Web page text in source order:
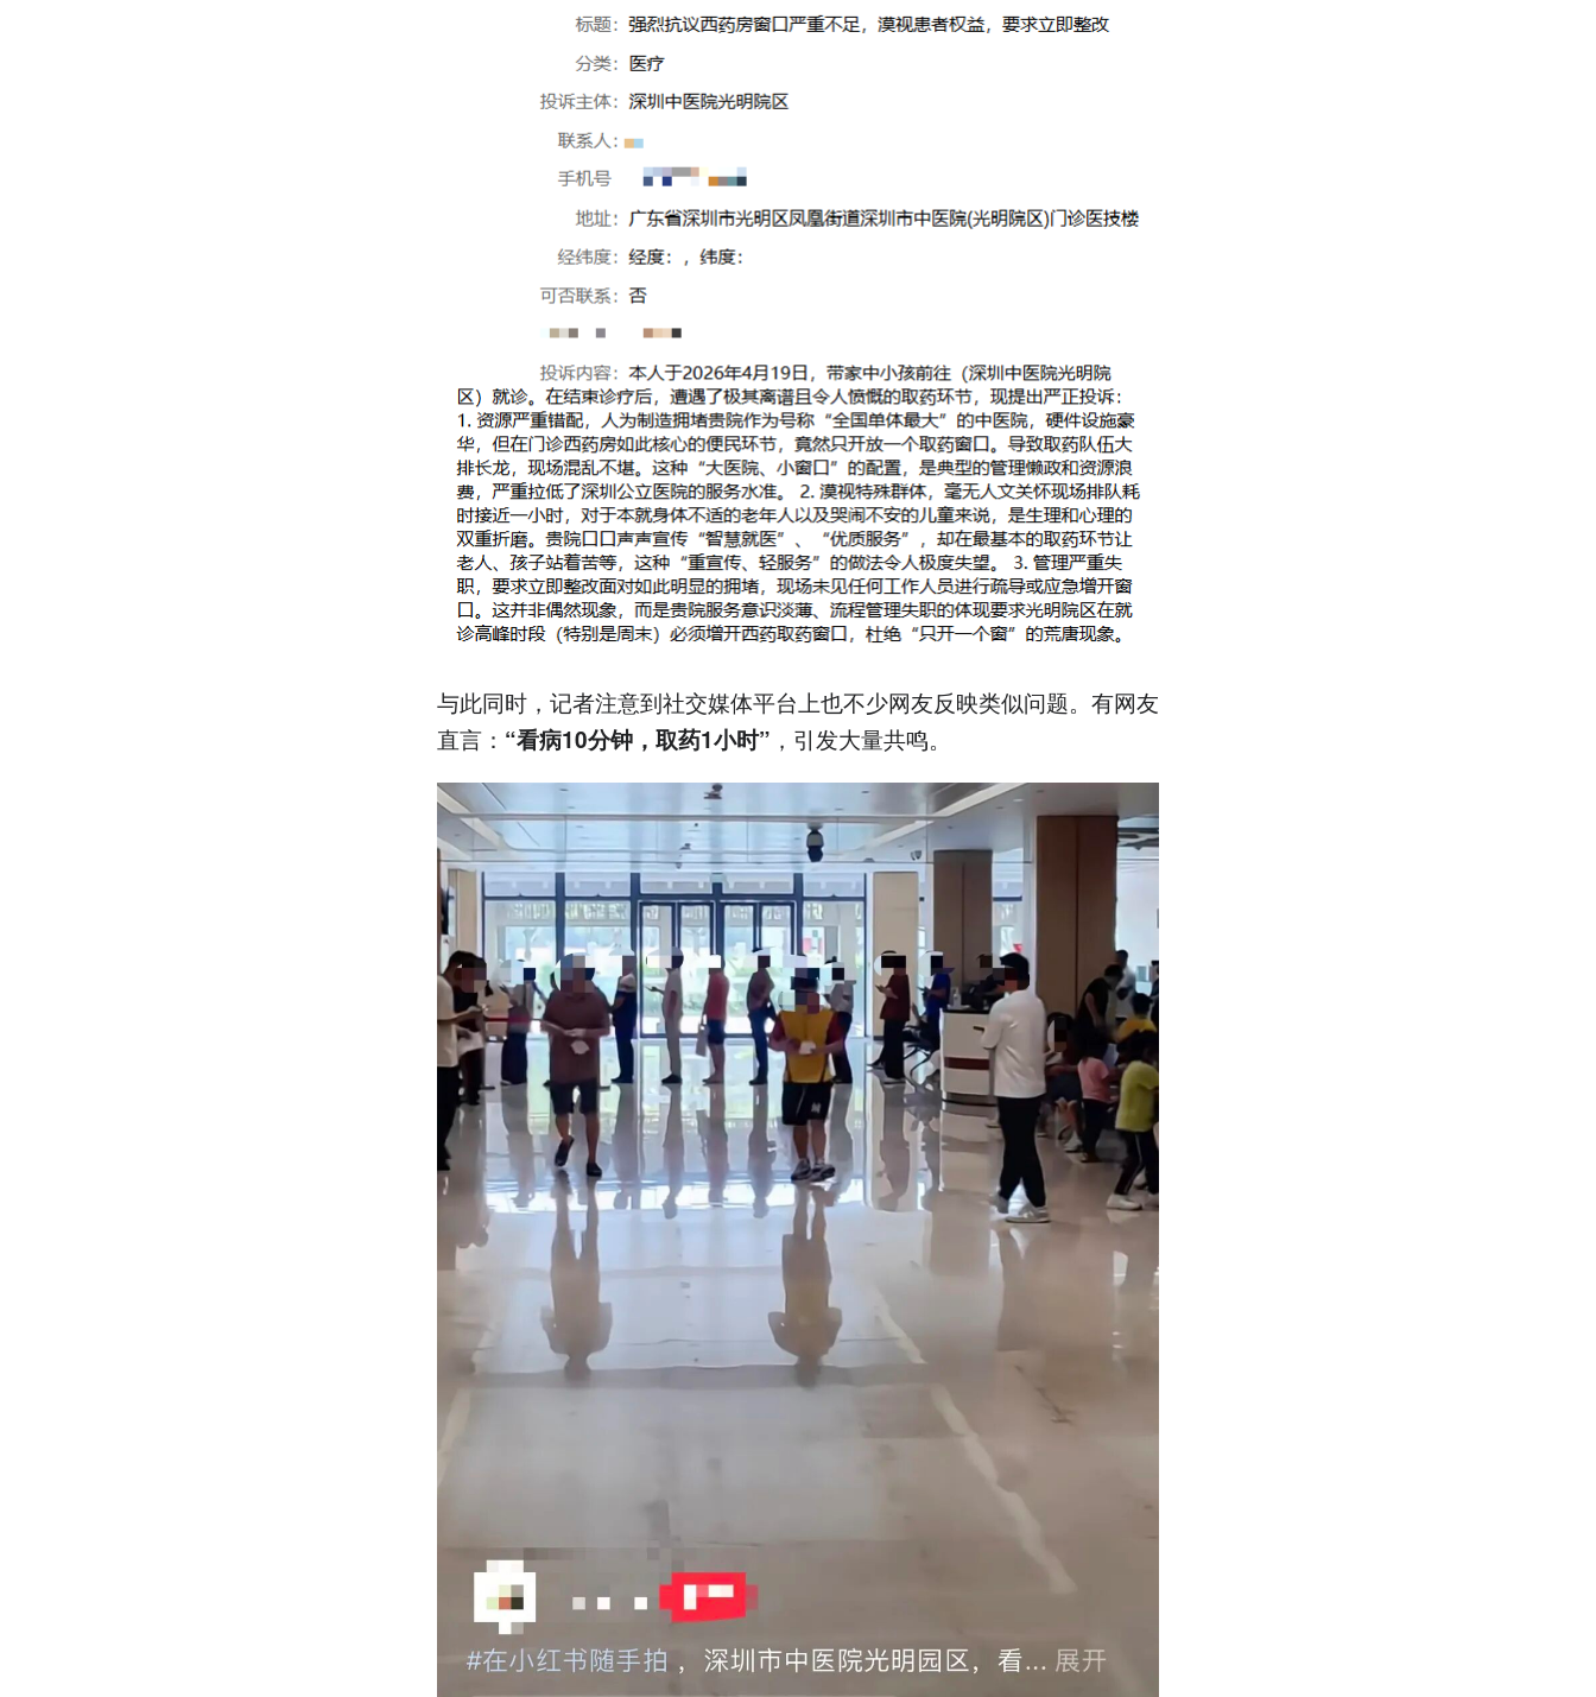
与此同时，记者注意到社交媒体平台上也不少网友反映类似问题。有网友
直言： “看病10分钟，取药1小时” ，引发大量共鸣。